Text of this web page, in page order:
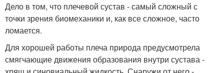
Дело в том, что плечевой сустав - самый сложный с
точки зрения биомеханики и, как все сложное, часто
ломается.
Для хорошей работы плеча природа предусмотрела
смягчающие движения образования внутри сустава -